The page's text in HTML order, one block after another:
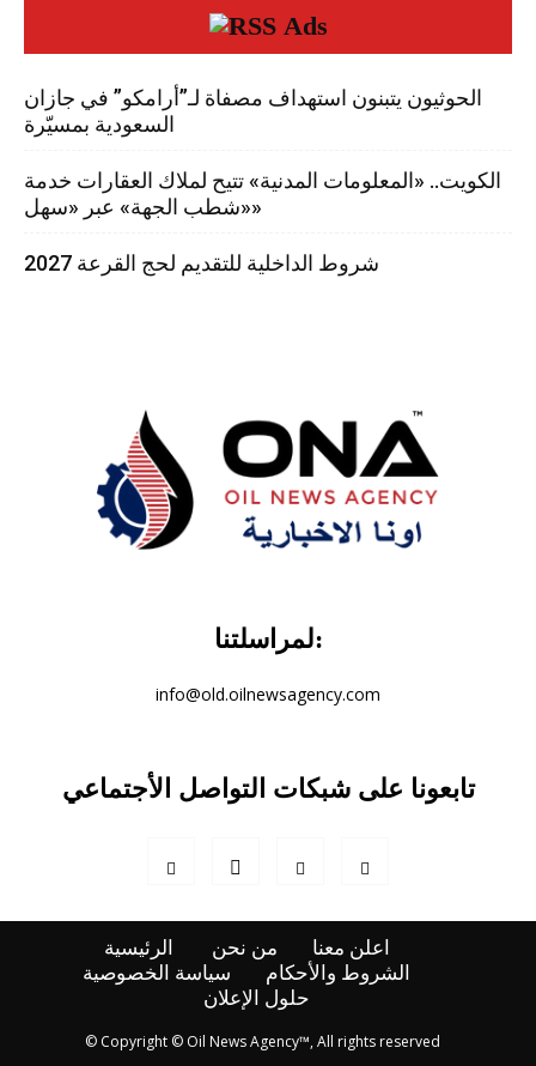
Ads
الحوثيون يتبنون استهداف مصفاة لـ”أرامكو” في جازان
السعودية بمسيّرة
الكويت.. «المعلومات المدنية» تتيح لملاك العقارات خدمة
«شطب الجهة» عبر «سهل»
شروط الداخلية للتقديم لحج القرعة 2027
لمراسلتنا:
info@old.oilnewsagency.com
تابعونا على شبكات التواصل الأجتماعي
الرئيسية من نحن
اعلن معنا
سياسة الخصوصية
الشروط والأحكام
حلول الإعلان
© Copyright © Oil News Agency™, All rights reserved